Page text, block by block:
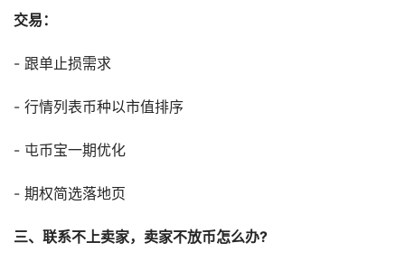
交易：
- 跟单止损需求
- 行情列表币种以市值排序
- 屯币宝一期优化
- 期权简选落地页
三、联系不上卖家，卖家不放币怎么办?